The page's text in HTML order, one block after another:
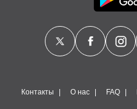
Контакты О нас FAQ